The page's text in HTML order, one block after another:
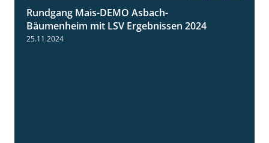
Rundgang Mais-DEMO Asbach-
Bäumenheim mit LSV Ergebnissen 2024
25.11.2024